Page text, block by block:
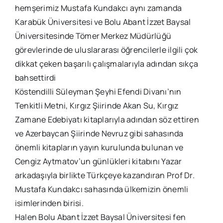
hemşerimiz Mustafa Kundakcı aynı zamanda
Karabük Üniversitesi ve Bolu Abant İzzet Baysal
Üniversitesinde Tömer Merkez Müdürlüğü
görevlerinde de uluslararası öğrencilerle ilgili çok
dikkat çeken başarılı çalışmalarıyla adından sıkça
bahsettirdi
Köstendilli Süleyman Şeyhi Efendi Divanı’nın
Tenkitli Metni, Kırgız Şiirinde Akan Su, Kırgız
Zamane Edebiyatı kitaplarıyla adından söz ettiren
ve Azerbaycan Şiirinde Nevruz gibi sahasında
önemli kitapların yayın kurulunda bulunan ve
Cengiz Aytmatov’un günlükleri kitabını Yazar
arkadaşıyla birlikte Türkçeye kazandıran Prof Dr.
Mustafa Kundakcı sahasında ülkemizin önemli
isimlerinden birisi.
Halen Bolu Abant İzzet Baysal Üniversitesi fen